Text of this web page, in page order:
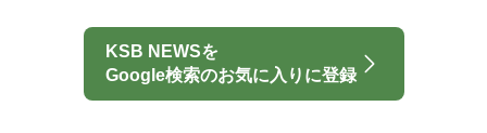
KSB NEWSを
Google検索のお気に入りに登録